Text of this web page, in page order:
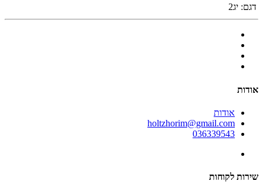
דגם: יג2
אודות
אודות
holtzhorim@gmail.com
036339543
שירות לקוחות